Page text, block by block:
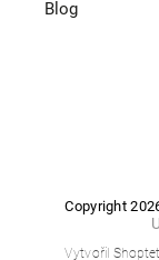
Blog
Copyright
VytvořilShoptet